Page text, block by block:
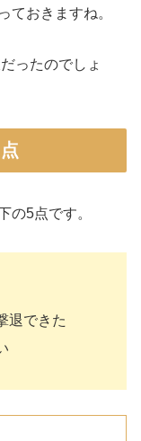
ておきますね。
ったのでしょ
の5点です。
退できた